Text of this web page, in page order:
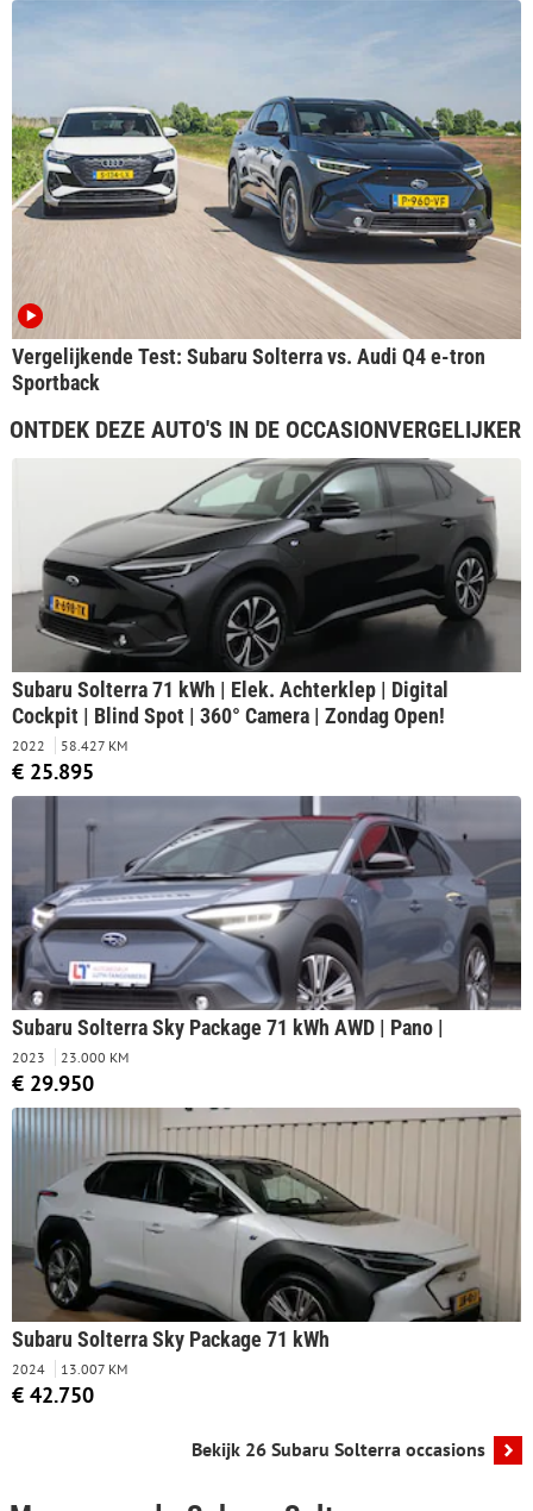
Vergelijkende Test: Subaru Solterra vs. Audi Q4 e-tron
Sportback
ONTDEK DEZE AUTO'S IN DE OCCASIONVERGELIJKER
Subaru Solterra 71 kWh | Elek. Achterklep | Digital
Cockpit | Blind Spot | 360° Camera | Zondag Open!
2022 58.427 KM
€ 25.895
Subaru Solterra Sky Package 71 kWh AWD | Pano |
2023 23.000 KM
€ 29.950
Subaru Solterra Sky Package 71 kWh
2024 13.007 KM
€ 42.750
Bekijk 26 Subaru Solterra occasions